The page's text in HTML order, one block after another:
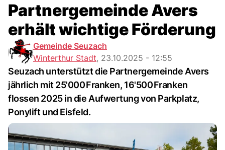
Partnergemeinde Avers
erhält wichtige Förderung
Gemeinde Seuzach
Winterthur Stadt, 23.10.2025 - 12:55
Seuzach unterstützt die Partnergemeinde Avers
jährlich mit 25'000 Franken, 16'500 Franken
flossen 2025 in die Aufwertung von Parkplatz,
Ponylift und Eisfeld.